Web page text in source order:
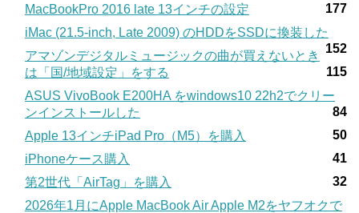
MacBookPro 2016 late 13インチの設定
177
iMac (21.5-inch, Late 2009) のHDDをSSDに換装した
152
アマゾンデジタルミュージックの曲が買えないとき
は「国/地域設定」をする
115
ASUS VivoBook E200HA をwindows10 22h2でクリー
ンインストールした
84
Apple 13インチiPad Pro（M5）を購入
50
iPhoneケース購入
41
第2世代「AirTag」を購入
32
2026年1月にApple MacBook Air Apple M2をヤフオクで